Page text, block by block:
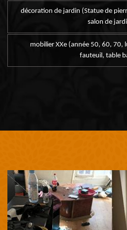
décoration de jardin (Statue de
salon de
mobilier XXe (année 50, 60, 70,
fauteuil, table